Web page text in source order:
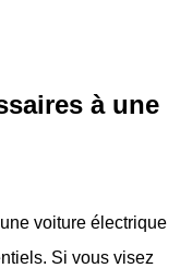
à une
voiture électrique
Si vous visez